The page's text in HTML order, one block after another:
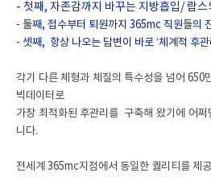
- 첫째, 자존감까지 바꾸는 지방흡입/ 람스
- 둘째, 접수부터 퇴원까지 365mc 직원들
- 셋째, 항상 나오는 답변이 바로 ‘체계적 후관
각기 다른 체형과 체질의 특수성을 넘어 650
빅데이터로
가장 최적화된 후관리를 구축해 왔기에 어
니다.
전세계 365mc지점에서 동일한 퀄리티를 제